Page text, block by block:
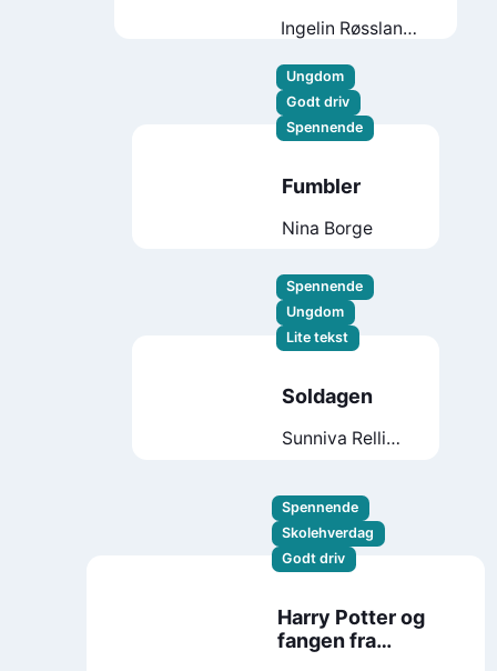
Ingelin Røssland
Lese
Ungdom
Godt driv
Spennende
Fumbler
Nina Borge
Spennende
Ungdom
Lite tekst
Soldagen
Sunniva Relling
Spennende
Skolehverdag
Godt driv
Harry Potter og
fangen fra